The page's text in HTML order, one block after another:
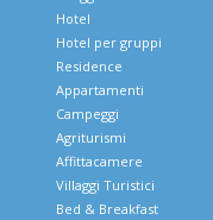
Hotel
Hotel per gruppi
Residence
Appartamenti
Campeggi
Agriturismi
Affittacamere
Villaggi Turistici
Bed & Breakfast